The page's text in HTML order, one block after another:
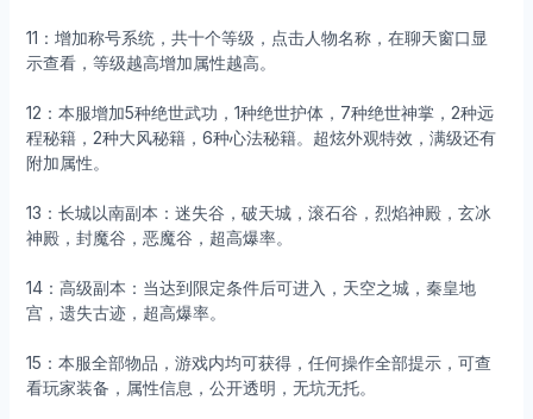
11：增加称号系统，共十个等级，点击人物名称，在聊天窗口显
示查看，等级越高增加属性越高。
12：本服增加5种绝世武功，1种绝世护体，7种绝世神掌，2种远
程秘籍，2种大风秘籍，6种心法秘籍。超炫外观特效，满级还有
附加属性。
13：长城以南副本：迷失谷，破天城，滚石谷，烈焰神殿，玄冰
神殿，封魔谷，恶魔谷，超高爆率。
14：高级副本：当达到限定条件后可进入，天空之城，秦皇地
宫，遗失古迹，超高爆率。
15：本服全部物品，游戏内均可获得，任何操作全部提示，可查
看玩家装备，属性信息，公开透明，无坑无托。